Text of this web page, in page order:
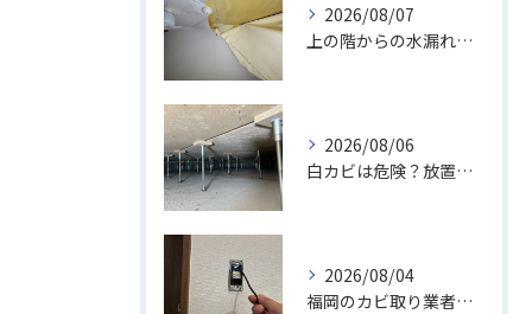
2026/08/07
上の階からの水漏れでカビ｜対処法と業者
2026/08/06
白カビは危険？放置のリスクと取り方
2026/08/04
福岡のカビ取り業者おすすめの選び方と費用